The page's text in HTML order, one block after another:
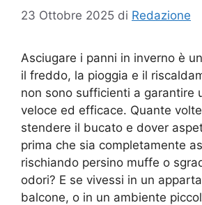
23 Ottobre 2025 di Redazione
Asciugare i panni in inverno è
il freddo, la pioggia e il
non sono sufficienti a garantire
veloce ed efficace. Quante
stendere il bucato e dover
prima che sia completamente
rischiando persino muffe o
odori? E se vivessi in un
balcone, o in un ambiente